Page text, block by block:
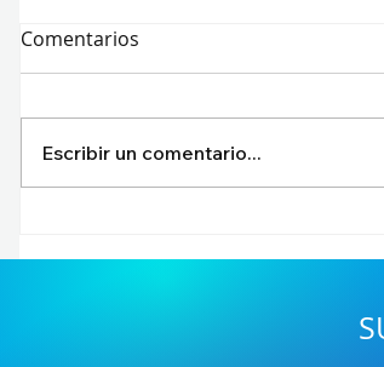
CORAZÓN DE BRASIL! Bilibili
Comentarios
Escribir un comentario...